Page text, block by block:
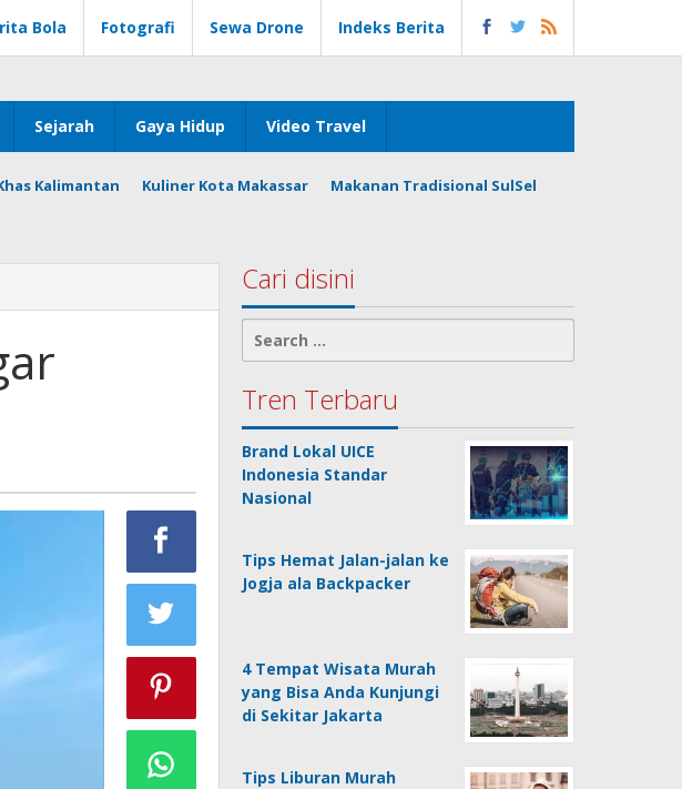
Bola Fotografi Sewa Drone Indeks Berita
Sejarah Gaya Hidup Video Travel
Kalimantan Kuliner Kota Makassar
Makanan Tradisional SulSel
Cari disini
for:
Tren Terbaru
Brand Lokal UICE
Indonesia Standar
Nasional
Tips Hemat Jalan-jalan ke
Jogja ala Backpacker
4 Tempat Wisata Murah
yang Bisa Anda Kunjungi
di Sekitar Jakarta
Tips Liburan Murah